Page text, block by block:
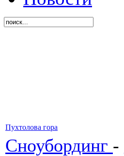
Пухтолова гора
Сноубординг -